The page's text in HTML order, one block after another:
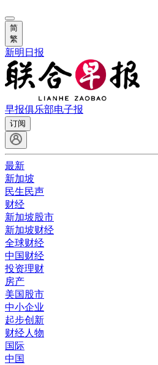
简
繁
新明日报
早报俱乐部电子报
订阅
最新
新加坡
民生民声
财经
新加坡股市
新加坡财经
全球财经
中国财经
投资理财
房产
美国股市
中小企业
起步创新
财经人物
国际
中国